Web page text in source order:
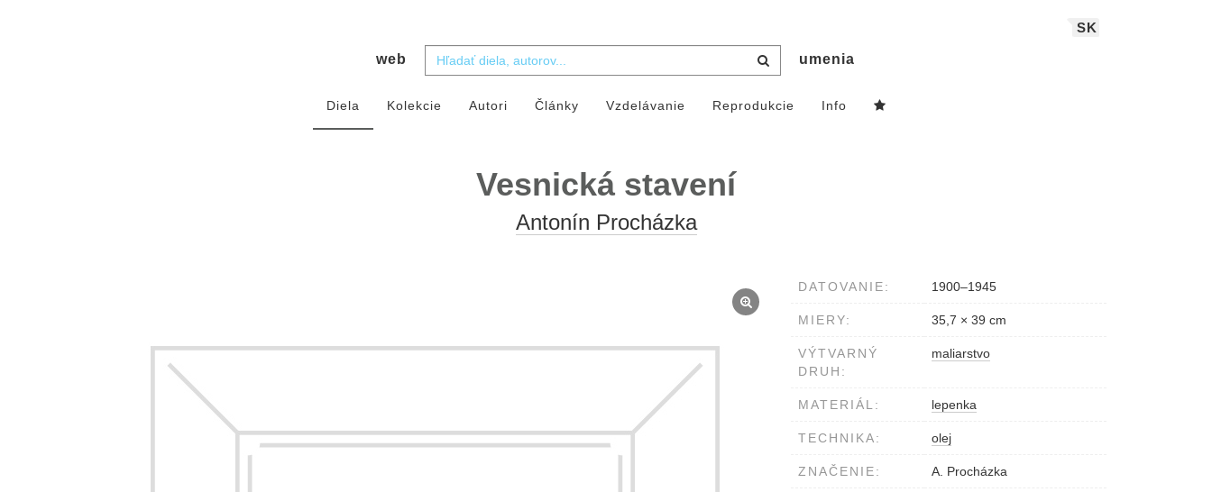
SK
web umenia
Diela Kolekcie Autori Články Vzdelávanie Reprodukcie Info
Vesnická stavení
Antonín Procházka
DATOVANIE: 1900–1945
MIERY: 35,7 × 39 cm
VÝTVARNÝ
DRUH:
maliarstvo
MATERIÁL: lepenka
TECHNIKA: olej
ZNAČENIE: A. Procházka